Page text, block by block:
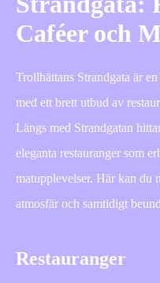
Caféer och
Trollhättans Strandgata är
med ett brett utbud av
Längs med Strandgatan
eleganta restauranger som
matupplevelser. Här kan du
atmosfär och samtidigt
Restauranger